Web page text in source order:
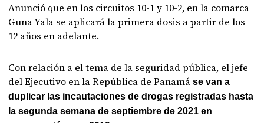
Anunció que en los circuitos 10-1 y 10-2, en la comarca
Guna Yala se aplicará la primera dosis a partir de los
12 años en adelante.
Con relación a el tema de la seguridad pública, el jefe
del Ejecutivo en la República de Panamáse van a
duplicar las incautaciones de drogas registradas hasta
la segunda semana de septiembre de 2021 en